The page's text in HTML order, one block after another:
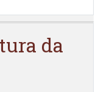
da